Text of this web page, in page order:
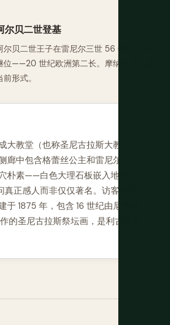
尔贝二世登基
尔贝二世王子在雷尼尔三世 56 年统治后
位——20 世纪欧洲第二长。摩纳哥进入其
前形式。
大教堂（也称圣尼古拉斯大教堂）
廊中包含格蕾丝公主和雷尼尔三世
朴素——白色大理石板嵌入地板
正感人而非仅仅著名。访客安静
于 1875 年，包含 16 世纪由尼斯画
的圣尼古拉斯祭坛画，是利古里亚